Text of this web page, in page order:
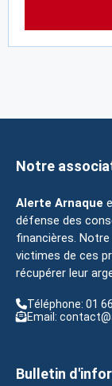
Notre
Alerte Arnaque
défense des
financières.
victimes de ces
récupérer leur
Téléphone: 01
Email:
Bulletin